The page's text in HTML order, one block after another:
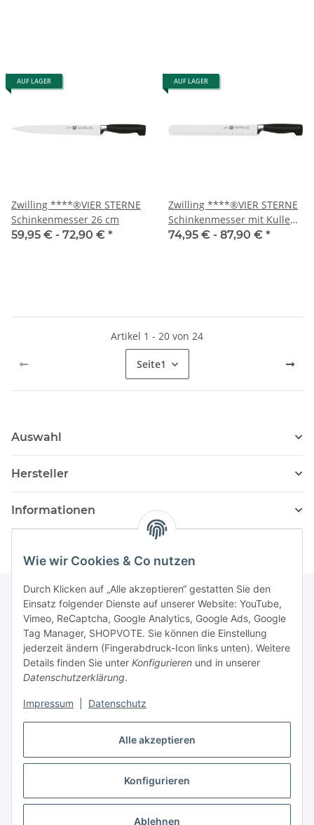
Alle akzeptieren
Konfigurieren
Ablehnen
Wie wir Cookies & Co nutzen
Durch Klicken auf „Alle akzeptieren“ gestatten Sie den
Einsatz folgender Dienste auf unserer Website: YouTube,
Vimeo, ReCaptcha, Google Analytics, Google Ads, Google
Tag Manager, SHOPVOTE. Sie können die Einstellung
jederzeit ändern (Fingerabdruck-Icon links unten). Weitere
Details finden Sie unter Konfigurieren und in unserer
Datenschutzerklärung.
Impressum Datenschutz
AUF LAGER
Zwilling ****®VIER STERNE
Schinkenmesser 26 cm
59,95 € - 72,90 € *
AUF LAGER
Zwilling ****®VIER STERNE
Schinkenmesser mit Kullen
26 cm
74,95 € - 87,90 € *
Artikel 1 - 20 von 24
Seite1
Auswahl
Hersteller
Informationen
Newsletter Abonnieren
Bitte senden Sie mir entsprechend Ihrer
Datenschutzerklärung
regelmäßig und jederzeit widerruflich
Informationen zu Ihrem Produktsortiment per E-Mail zu.
Abonnieren
Newsletter Abonnieren
Vertrag widerrufen
* Alle Preise inkl. gesetzlicher USt., zzgl.Versand